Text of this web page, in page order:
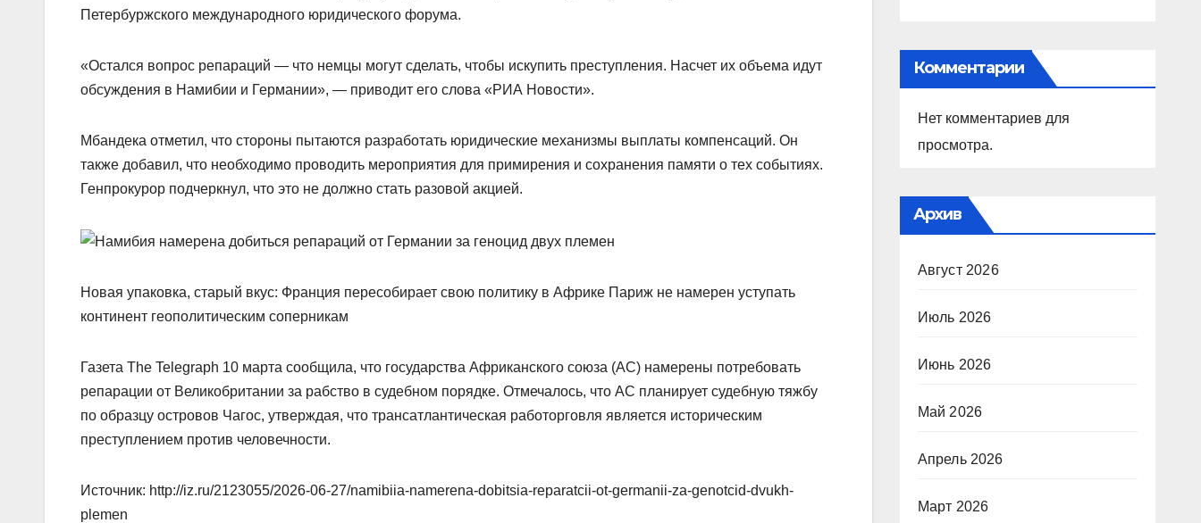
Петербуржского международного юридического форума.
«Остался вопрос репараций — что немцы могут сделать, чтобы искупить преступления. Насчет их объема идут
обсуждения в Намибии и Германии», — приводит его слова «РИА Новости».
Мбандека отметил, что стороны пытаются разработать юридические механизмы выплаты компенсаций. Он
также добавил, что необходимо проводить мероприятия для примирения и сохранения памяти о тех событиях.
Генпрокурор подчеркнул, что это не должно стать разовой акцией.
Новая упаковка, старый вкус: Франция пересобирает свою политику в Африке Париж не намерен уступать
континент геополитическим соперникам
Газета The Telegraph 10 марта сообщила, что государства Африканского союза (АС) намерены потребовать
репарации от Великобритании за рабство в судебном порядке. Отмечалось, что АС планирует судебную тяжбу
по образцу островов Чагос, утверждая, что трансатлантическая работорговля является историческим
преступлением против человечности.
Источник: http://iz.ru/2123055/2026-06-27/namibiia-namerena-dobitsia-reparatcii-ot-germanii-za-genotcid-dvukh-
plemen
Комментарии
Нет комментариев для
просмотра.
Архив
Август 2026
Июль 2026
Июнь 2026
Май 2026
Апрель 2026
Март 2026